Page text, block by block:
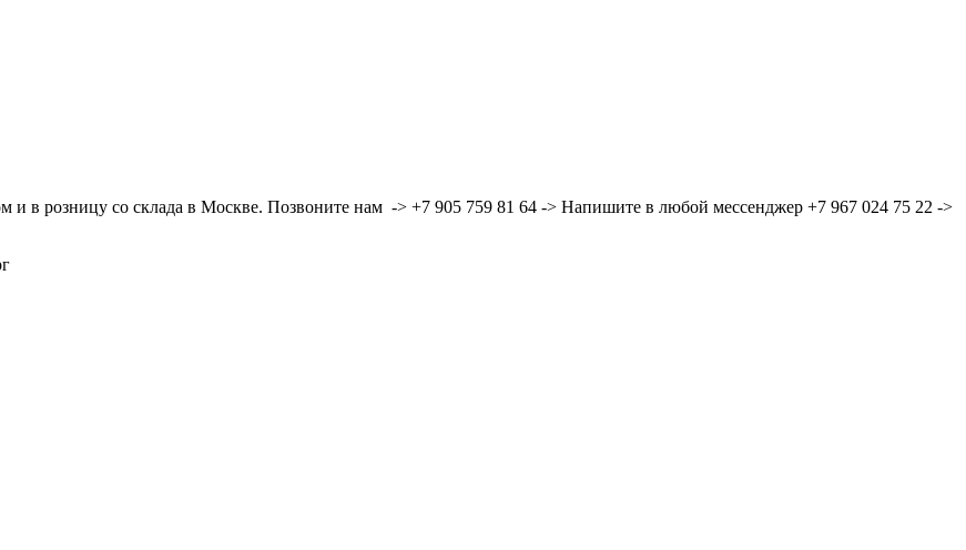
в розницу со склада в Москве. Позвоните нам -> +7 905 759 81 64 -> Напишите в любой мессенджер +7 967 024 75 22 ->